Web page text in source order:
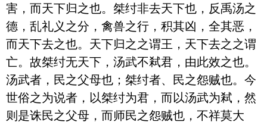
害，而天下归之也。桀纣非去天下也，反禹汤之
德，乱礼义之分，禽兽之行，积其凶，全其恶，
而天下去之也。天下归之之谓王，天下去之之谓
亡。故桀纣无天下，汤武不弒君，由此效之也。
汤武者，民之父母也；桀纣者、民之怨贼也。今
世俗之为说者，以桀纣为君，而以汤武为弒，然
则是诛民之父母，而师民之怨贼也，不祥莫大